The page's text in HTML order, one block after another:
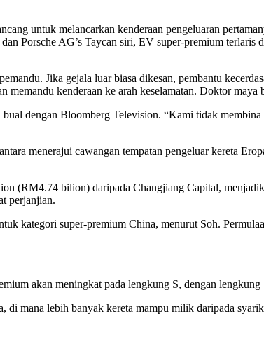
untuk melancarkan kenderaan pengeluaran
Porsche AG’s Taycan siri, EV super-premium terlaris
Jika gejala luar biasa dikesan, pembantu
kenderaan ke arah keselamatan. Doktor
dengan Bloomberg Television. “Kami tidak
menerajui cawangan tempatan pengeluar kereta
(RM4.74 bilion) daripada Changjiang Capital,
perjanjian.
kategori super-premium China, menurut Soh.
akan meningkat pada lengkung S, dengan lengkung
mana lebih banyak kereta mampu milik daripada